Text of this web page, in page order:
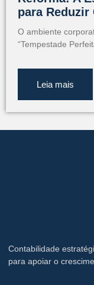
para Reduzir
O ambiente
“Tempestade
Leia mais
Contabilidade
para apoiar o